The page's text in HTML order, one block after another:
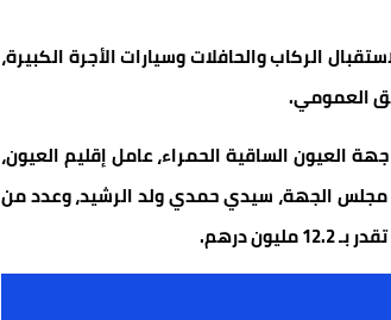
الركاب والحافلات وسيارات الأجرة الكبيرة،
العمومي.
العيون الساقية الحمراء، عامل إقليم العيون،
مجلس الجهة، سيدي حمدي ولد الرشيد، وعدد من
درهم.